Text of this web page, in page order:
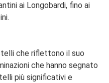
ai Longobardi, fino ai
che riflettono il suo
che hanno segnato
più significativi e